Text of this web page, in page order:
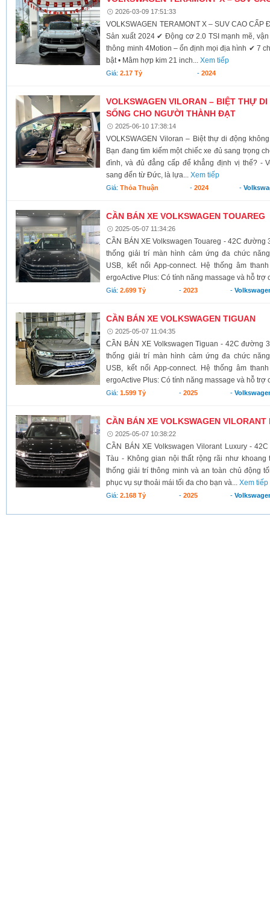
2026-03-09 17:51:33
VOLKSWAGEN TERAMONT X – SUV CAO
Sản xuất 2024 ✔ Động cơ 2.0 TSI mạnh mẽ,
thông minh 4Motion – ổn định mọi địa hình ✔ 7
bật • Mâm hợp kim 21 inch...Xem tiếp
Giá:2.17 Tỷ -2024
VOLKSWAGEN VILORAN – BIỆT THỰ
SỐNG CHO NGƯỜI THÀNH ĐẠT
2025-06-10 17:38:14
VOLKSWAGEN Viloran – Biệt thự di động
Bạn đang tìm kiếm một chiếc xe đủ sang trọng
đình, và đủ đẳng cấp để khẳng định vị thế? -
sang đến từ Đức, là lựa...Xem tiếp
Giá:Thỏa Thuận - 2024 -
CẦN BÁN XE VOLKSWAGEN TOUAREG
2025-05-07 11:34:26
CẦN BÁN XE Volkswagen Touareg - 42C
thống giải trí màn hình cảm ứng đa chức
USB, kết nối App-connect. Hệ thống âm
ergoActive Plus: Có tính năng massage và hỗ trợ
Giá:2.699 Tỷ - 2023 -
CẦN BÁN XE VOLKSWAGEN TIGUAN
2025-05-07 11:04:35
CẦN BÁN XE Volkswagen Tiguan - 42C đường
thống giải trí màn hình cảm ứng đa chức
USB, kết nối App-connect. Hệ thống âm
ergoActive Plus: Có tính năng massage và hỗ trợ
Giá:1.599 Tỷ - 2025 -
CẦN BÁN XE VOLKSWAGEN VILORANT
2025-05-07 10:38:22
CẦN BÁN XE Volkswagen Vilorant Luxury -
Tàu - Không gian nội thất rộng rãi như
thống giải trí thông minh và an toàn chủ động
phục vụ sự thoải mái tối đa cho bạn và...Xem tiếp
Giá:2.168 Tỷ - 2025 -